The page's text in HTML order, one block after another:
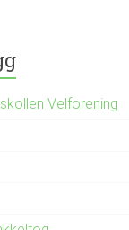
Velforening